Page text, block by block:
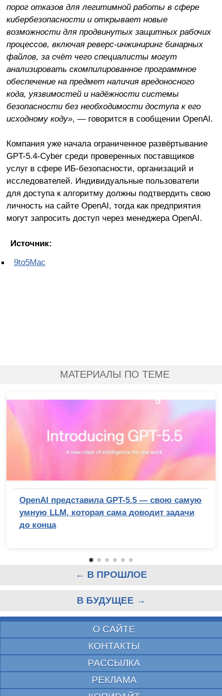
порог отказов для легитимной работы в сфере
кибербезопасности и открывает новые
возможности для продвинутых защитных рабочих
процессов, включая реверс-инжиниринг бинарных
файлов, за счёт чего специалисты могут
анализировать скомпилированное программное
обеспечение на предмет наличия вредоносного
кода, уязвимостей и надёжности системы
безопасности без необходимости доступа к его
исходному коду», — говорится в сообщении OpenAI.
Компания уже начала ограниченное развёртывание
GPT-5.4-Cyber среди проверенных поставщиков
услуг в сфере ИБ-безопасности, организаций и
исследователей. Индивидуальные пользователи
для доступа к алгоритму должны подтвердить свою
личность на сайте OpenAI, тогда как предприятия
могут запросить доступ через менеджера OpenAI.
Источник:
9to5Mac
МАТЕРИАЛЫ ПО ТЕМЕ
OpenAI представила GPT-5.5 — свою самую
умную LLM, которая сама доводит задачи
до конца
← В ПРОШЛОЕ
В БУДУЩЕЕ →
О САЙТЕ
КОНТАКТЫ
РАССЫЛКА
РЕКЛАМА